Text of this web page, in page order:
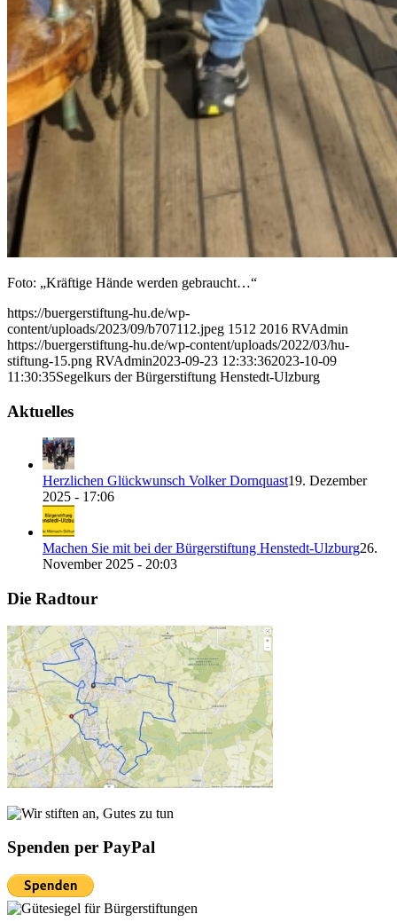
Foto: „Kräftige Hände werden gebraucht…“
https://buergerstiftung-hu.de/wp-
content/uploads/2023/09/b707112.jpeg 1512 2016 RVAdmin
https://buergerstiftung-hu.de/wp-content/uploads/2022/03/hu-
stiftung-15.png RVAdmin2023-09-23 12:33:362023-10-09
11:30:35Segelkurs der Bürgerstiftung Henstedt-Ulzburg
Aktuelles
Herzlichen Glückwunsch Volker Dornquast19. Dezember
2025 - 17:06
Machen Sie mit bei der Bürgerstiftung Henstedt-Ulzburg26.
November 2025 - 20:03
Die Radtour
Spenden per PayPal